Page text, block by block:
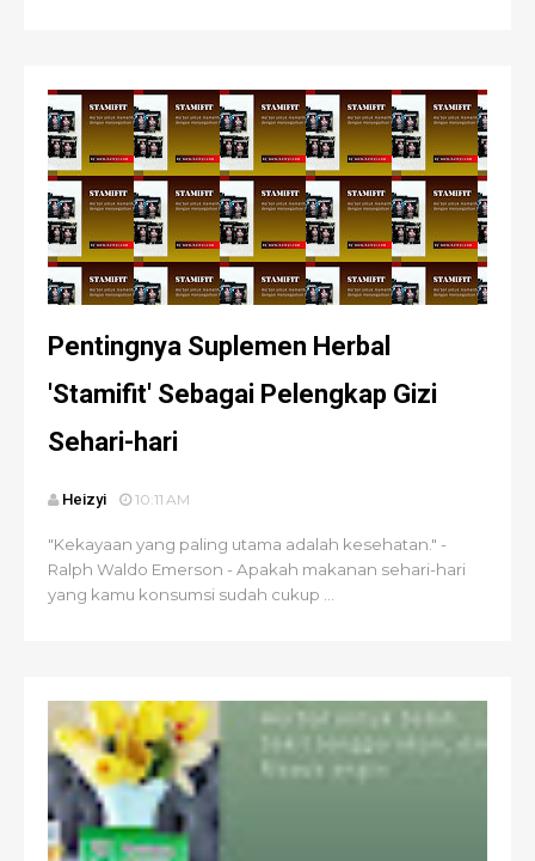
Pentingnya Suplemen Herbal
'Stamifit' Sebagai Pelengkap Gizi
Sehari-hari
Heizyi 10:11 AM
"Kekayaan yang paling utama adalah kesehatan." -
Ralph Waldo Emerson - Apakah makanan sehari-hari
yang kamu konsumsi sudah cukup ...